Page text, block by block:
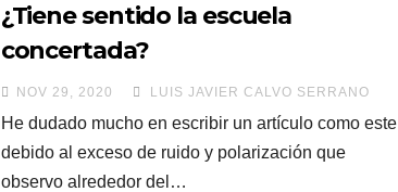
¿Tiene sentido la escuela
concertada?
NOV 29, 2020 LUIS JAVIER CALVO SERRANO
He dudado mucho en escribir un artículo como este
debido al exceso de ruido y polarización que
observo alrededor del…